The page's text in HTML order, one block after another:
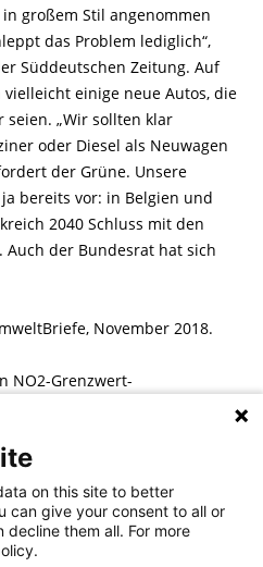
großem Stil angenommen
das Problem lediglich“,
Süddeutschen Zeitung. Auf
einige neue Autos, die
seien. „Wir sollten klar
oder Diesel als Neuwagen
der Grüne. Unsere
bereits vor: in Belgien und
2040 Schluss mit den
der Bundesrat hat sich
, November 2018.
NO2-Grenzwert-
zum Download bereit unter
on this site to better
can give your consent to all or
them all. For more